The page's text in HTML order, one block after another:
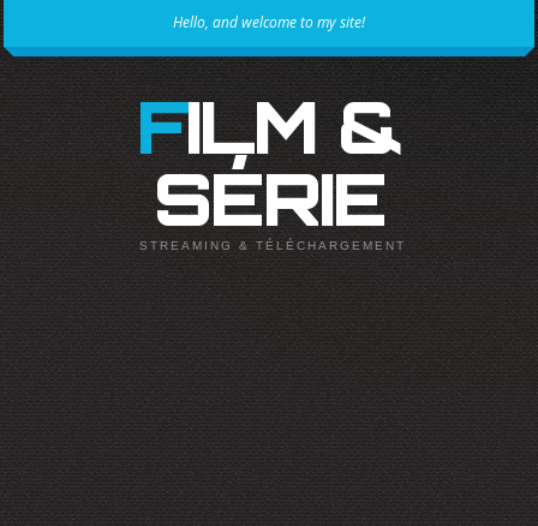
Hello, and welcome to my site!
FILM &
SÉRIE
STREAMING & TÉLÉCHARGEMENT